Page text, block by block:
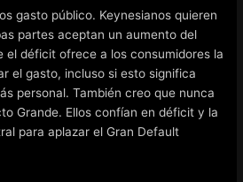
gasto público. Keynesianos quieren
partes aceptan un aumento del
el déficit ofrece a los consumidores la
el gasto, incluso si esto significa
personal. También creo que nunca
Grande. Ellos confían en déficit y la
para aplazar el Gran Default